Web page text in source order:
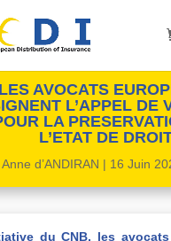
LES AVOCATS
L’APPEL DE
LA
L’ETAT DE
Anne d’ANDIRAN | 16 Juin
du CNB, les